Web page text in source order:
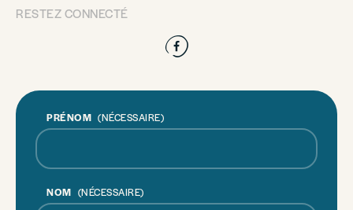
RESTEZ CONNECTÉ
Facebook
PRÉNOM (NÉCESSAIRE)
NOM (NÉCESSAIRE)